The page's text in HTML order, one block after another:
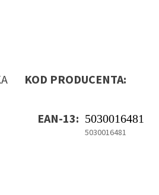
KOD PRODUCENTA:
EAN-13: 5030016481
5030016481